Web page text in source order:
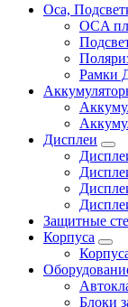
Oca,
OCA
Рамки
Дисплеи
Защитные
Корпуса
Блоки